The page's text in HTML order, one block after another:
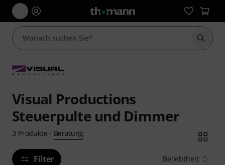
Suche
Visual Productions
Steuerpulte und Dimmer
3 Produkte · Beratung
Filter Beliebtheit